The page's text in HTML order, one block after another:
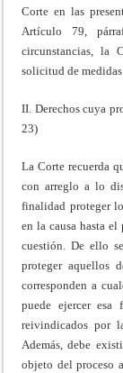
Corte en las
Artículo 79,
circunstancias, la
solicitud de
II. Derechos cuya
23)
La Corte recuerda
con arreglo a lo
finalidad proteger
en la causa hasta
cuestión. De ello
proteger aquellos
corresponden a
puede ejercer esa
reivindicados por
Además, debe
objeto del proceso